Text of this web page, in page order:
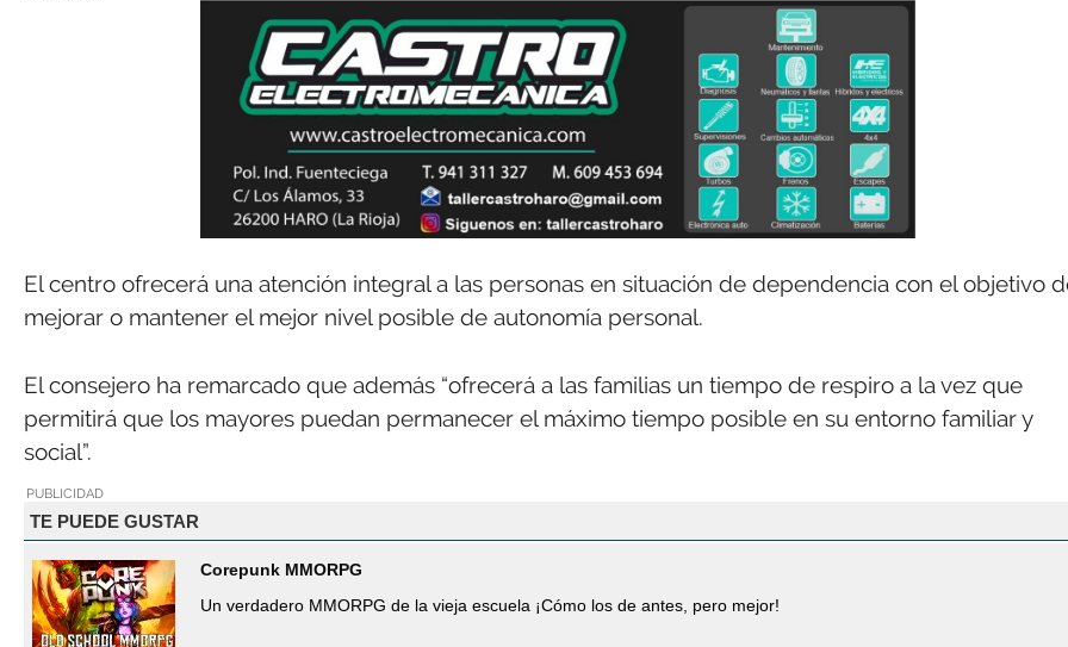
El centro ofrecerá una atención integral a las personas en situación de dependencia con el objetivo
mejorar o mantener el mejor nivel posible de autonomía personal.
El consejero ha remarcado que además “ofrecerá a las familias un tiempo de respiro a la vez que
permitirá que los mayores puedan permanecer el máximo tiempo posible en su entorno familiar y
social”.
PUBLICIDAD
TE PUEDE GUSTAR
Corepunk MMORPG
Un verdadero MMORPG de la vieja escuela ¡Cómo los de antes, pero mejor!